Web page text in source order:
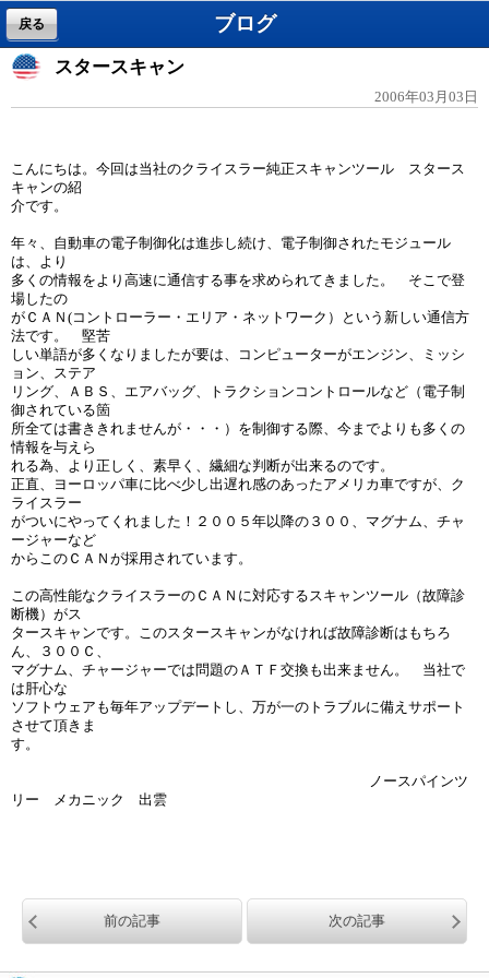
ブログ
戻る
スタースキャン
2006年03月03日
こんにちは。今回は当社のクライスラー純正スキャンツール スタース
キャンの紹
介です。
年々、自動車の電子制御化は進歩し続け、電子制御されたモジュール
は、より
多くの情報をより高速に通信する事を求められてきました。 そこで登
場したの
がＣＡＮ(コントローラー・エリア・ネットワーク）という新しい通信方
法です。 堅苦
しい単語が多くなりましたが要は、コンピューターがエンジン、ミッシ
ョン、ステア
リング、ＡＢＳ、エアバッグ、トラクションコントロールなど（電子制
御されている箇
所全ては書ききれませんが・・・）を制御する際、今までよりも多くの
情報を与えら
れる為、より正しく、素早く、繊細な判断が出来るのです。
正直、ヨーロッパ車に比べ少し出遅れ感のあったアメリカ車ですが、ク
ライスラー
がついにやってくれました！２００５年以降の３００、マグナム、チャ
ージャーなど
からこのＣＡＮが採用されています。
この高性能なクライスラーのＣＡＮに対応するスキャンツール（故障診
断機）がス
タースキャンです。このスタースキャンがなければ故障診断はもちろ
ん、３００Ｃ、
マグナム、チャージャーでは問題のＡＴＦ交換も出来ません。 当社で
は肝心な
ソフトウェアも毎年アップデートし、万が一のトラブルに備えサポート
させて頂きま
す。
ノースパインツ
リー メカニック 出雲
前の記事 次の記事